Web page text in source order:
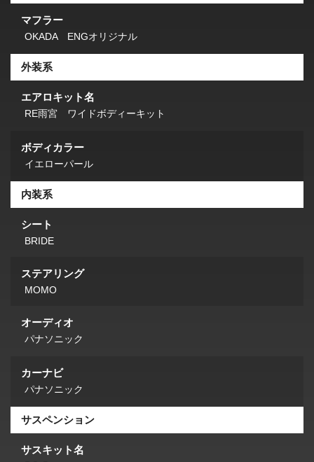
マフラー
OKADA ENGオリジナル
外装系
エアロキット名
RE雨宮 ワイドボディーキット
ボディカラー
イエローパール
内装系
シート
BRIDE
ステアリング
MOMO
オーディオ
パナソニック
カーナビ
パナソニック
サスペンション
サスキット名